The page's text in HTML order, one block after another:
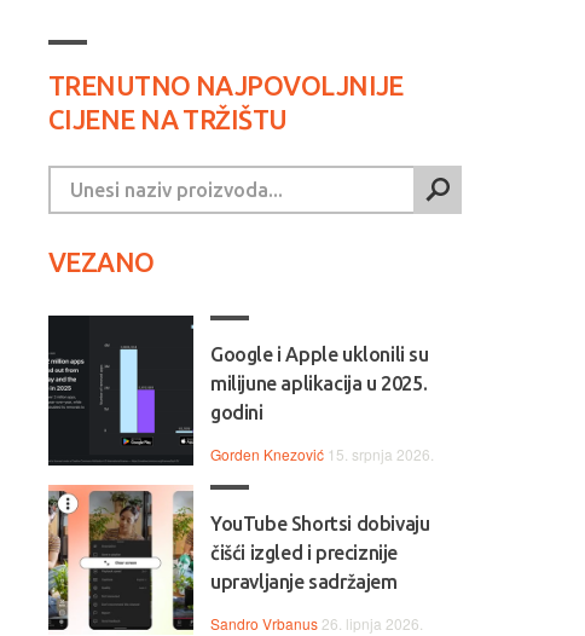
TRENUTNO NAJPOVOLJNIJE
CIJENE NA TRŽIŠTU
VEZANO
Google i Apple uklonili su
milijune aplikacija u 2025.
godini
Gorden Knezović 15. srpnja 2026.
YouTube Shortsi dobivaju
čišći izgled i preciznije
upravljanje sadržajem
Sandro Vrbanus 26. lipnja 2026.